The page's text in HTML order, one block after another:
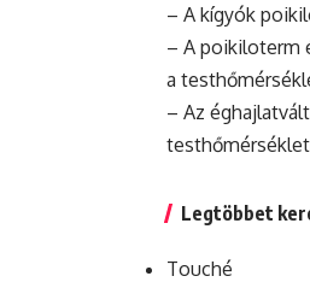
– A kígyók
– A poikiloterm
a
– Az
Legtöbbet
Touché